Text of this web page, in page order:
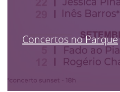
Concertos no Parque